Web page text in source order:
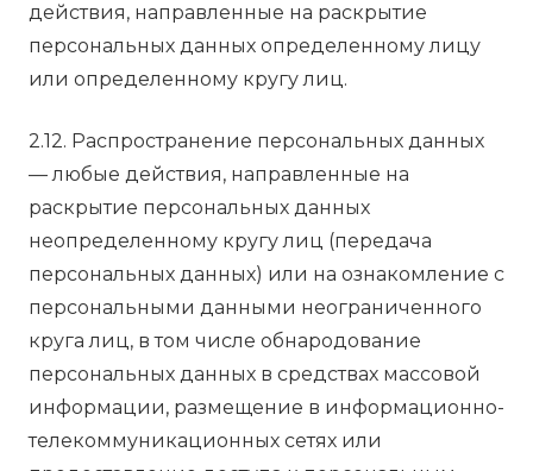
действия, направленные на раскрытие
персональных данных определенному лицу
или определенному кругу лиц.
2.12. Распространение персональных данных
— любые действия, направленные на
раскрытие персональных данных
неопределенному кругу лиц (передача
персональных данных) или на ознакомление с
персональными данными неограниченного
круга лиц, в том числе обнародование
персональных данных в средствах массовой
информации, размещение в информационно-
телекоммуникационных сетях или